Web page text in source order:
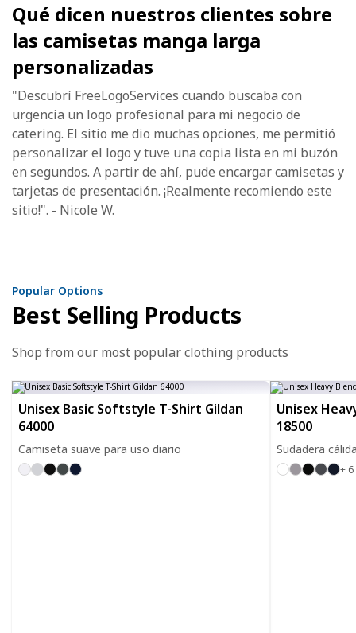
Qué dicen nuestros clientes sobre
las camisetas manga larga
personalizadas
"Descubrí FreeLogoServices cuando buscaba con
urgencia un logo profesional para mi negocio de
catering. El sitio me dio muchas opciones, me permitió
personalizar el logo y tuve una copia lista en mi buzón
en segundos. A partir de ahí, pude encargar camisetas y
tarjetas de presentación. ¡Realmente recomiendo este
sitio!". - Nicole W.
Popular Options
Best Selling Products
Shop from our most popular clothing products
Unisex Basic Softstyle T-Shirt Gildan
64000
Camiseta suave para uso diario
Unisex
18500
Sudadera
+ 6